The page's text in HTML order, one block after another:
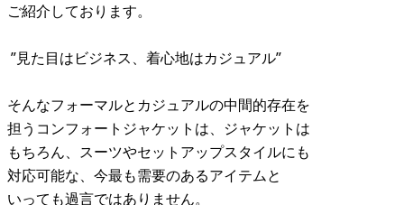
ご紹介しております。
”見た目はビジネス、着心地はカジュアル”
そんなフォーマルとカジュアルの中間的存在を
担うコンフォートジャケットは、ジャケットは
もちろん、スーツやセットアップスタイルにも
対応可能な、今最も需要のあるアイテムと
いっても過言ではありません。